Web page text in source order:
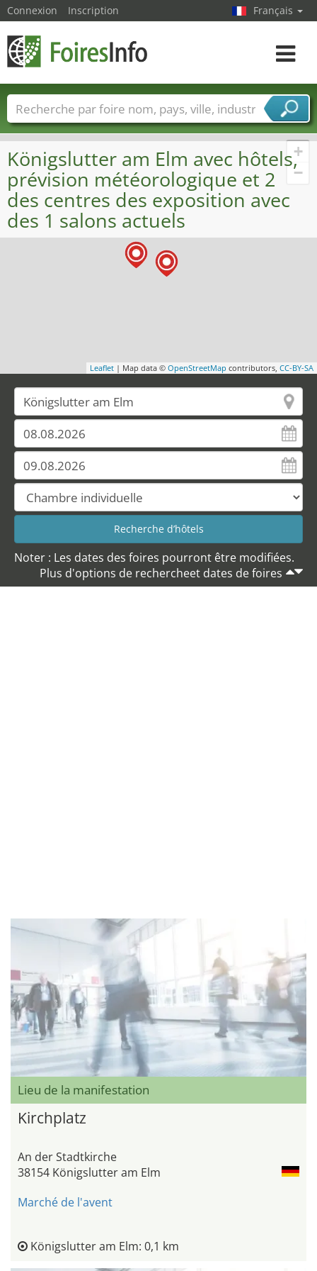
+
−
Leaflet | Map data © OpenStreetMap contributors, CC-BY-SA
Königslutter am Elm avec hôtels,
prévision météorologique et 2
des centres des exposition avec
des 1 salons actuels
Noter : Les dates des foires pourront être modifiées.
Plus d'options de rechercheet dates de foires
Lieu de la manifestation
Kirchplatz
An der Stadtkirche
38154 Königslutter am Elm
Marché de l'avent
Königslutter am Elm: 0,1 km
Connexion Inscription Français
Toggle
Foire noms Pays Villes
Secteurs de foire
Secteurs du fournisseur de services